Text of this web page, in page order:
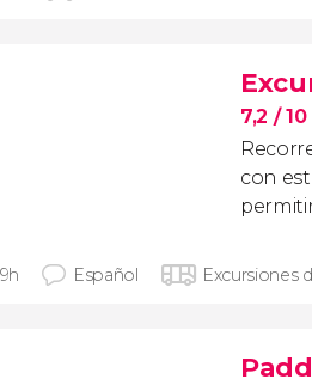
7,2 / 10
con
Español Excursiones